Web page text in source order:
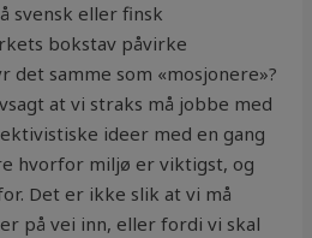
svensk eller finsk
bokstav påvirke
det samme som «mosjonere»?
at vi straks må jobbe med
ideer med en gang
hvorfor miljø er viktigst, og
Det er ikke slik at vi må
på vei inn, eller fordi vi skal